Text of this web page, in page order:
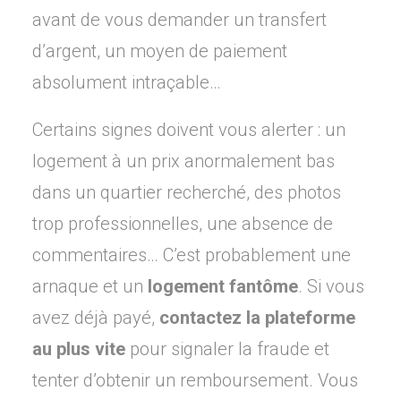
avant de vous demander un transfert
d’argent, un moyen de paiement
absolument intraçable…
Certains signes doivent vous alerter : un
logement à un prix anormalement bas
dans un quartier recherché, des photos
trop professionnelles, une absence de
commentaires… C’est probablement une
arnaque et un logement fantôme. Si vous
avez déjà payé, contactez la plateforme
au plus vite pour signaler la fraude et
tenter d’obtenir un remboursement. Vous